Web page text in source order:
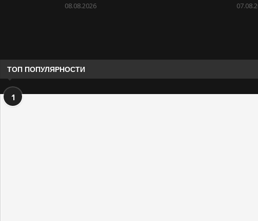
08.08.2026
ТОП ПОПУЛЯРНОСТИ
1